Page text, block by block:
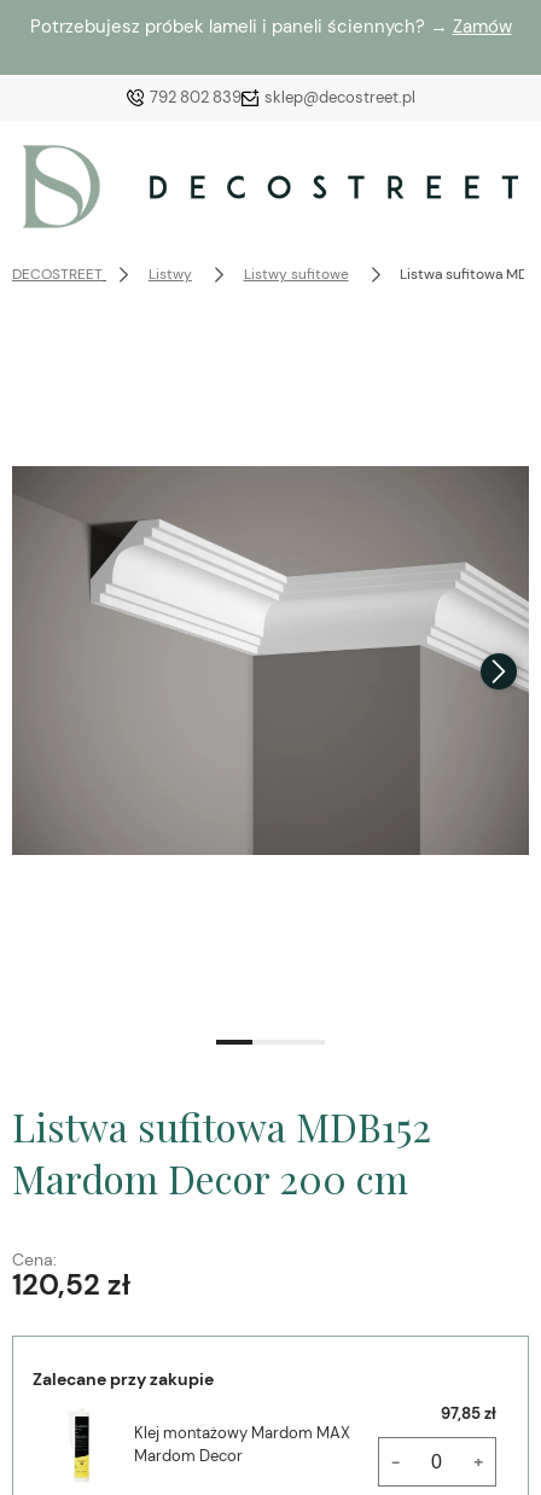
Potrzebujesz próbek lameli i paneli ściennych? → Zamów
792 802 839 sklep@decostreet.pl
DECOSTREET Listwy Listwy sufitowe Listwa sufitowa
Listwa sufitowa MDB152
Mardom Decor 200 cm
Cena:
120,52 zł
Zalecane przy zakupie
Klej montażowy Mardom MAX
Mardom Decor
97,85 zł
- +